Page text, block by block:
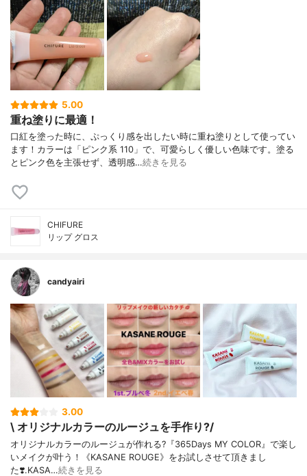
5.00
重ね塗りに最適！
口紅を塗った時に、ぷっくり感を出したい時に重ね塗りとして使ってい
ます！カラーは「ピンク系 110」で、可愛らしく優しい色味です。塗る
とピンク色を主張せず、透明感…続きを見る
CHIFURE
リップ グロス
candyairi
3.00
\ オリジナルカラーのルージュを手作り?/
オリジナルカラーのルージュが作れる?『365Days MY COLOR』で楽し
いメイクが叶う！《KASANE ROUGE》をお試しさせて頂きまし
た❣️.KASA…続きを見る